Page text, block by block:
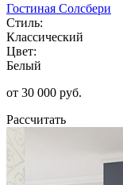
Гостиная Солсбери
Стиль:
Классический
Цвет:
Белый
от 30 000 руб.
Рассчитать